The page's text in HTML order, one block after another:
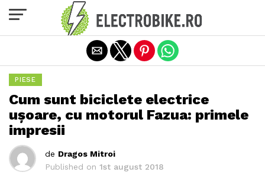
PIESE
Cum sunt biciclete electrice
ușoare, cu motorul Fazua: primele
impresii
de Dragos Mitroi
Published on 1st august 2018
Exit mobile version